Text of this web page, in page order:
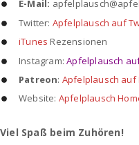
E-Mail:
Twitter: Apfelplausch auf
iTunes Rezensionen
Instagram:Apfelplausch
Patreon: Apfelplausch
Website: Apfelplausch
Viel Spaß beim Zuhören!